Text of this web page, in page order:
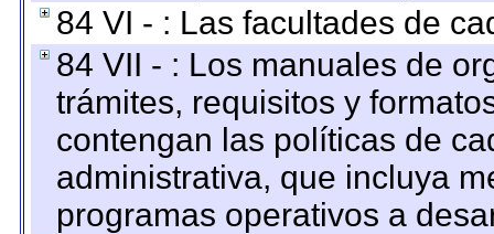
84 VI - : Las facultades de
84 VII - : Los manuales de
trámites, requisitos y
contengan las políticas de
administrativa, que incluya
programas operativos a